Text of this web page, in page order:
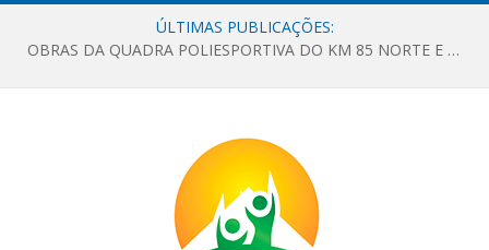
ÚLTIMAS PUBLICAÇÕES:
OBRAS DA QUADRA POLIESPORTIVA DO KM 85 NORTE E DA ESCOLA GASPAR VIANA AVANÇAM